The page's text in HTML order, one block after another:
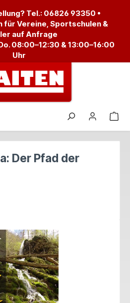
Tel.: 06826 93350 •
für Vereine, Sportschulen &
auf Anfrage
08:00–12:30 & 13:00–16:00
Uhr
Der Pfad der